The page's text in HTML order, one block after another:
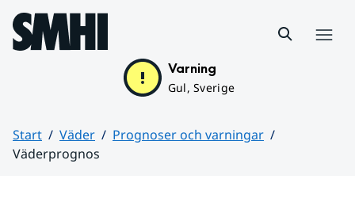
Hoppa till sidans innehåll
Varning
Gul, Sverige
Start Väder
Prognoser och varningar
Väderprognos